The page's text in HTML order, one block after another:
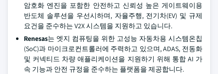
암호화 엔진을 포함한 안전하고 신뢰성 높은 게이트웨이용
반도체 솔루션을 우선시하며, 자율주행, 전기차(EV) 및 규제
요건을 준수하는 V2X 시스템을 지원하고 있습니다.
Renesas는 엣지 컴퓨팅을 위한 고성능 자동차용 시스템온칩
(SoC)과 마이크로컨트롤러에 주력하고 있으며, ADAS, 전동화
및 커넥티드 차량 애플리케이션을 지원하기 위해 통합 AI 가
속 기능과 안전 규정을 준수하는 플랫폼을 제공합니다.